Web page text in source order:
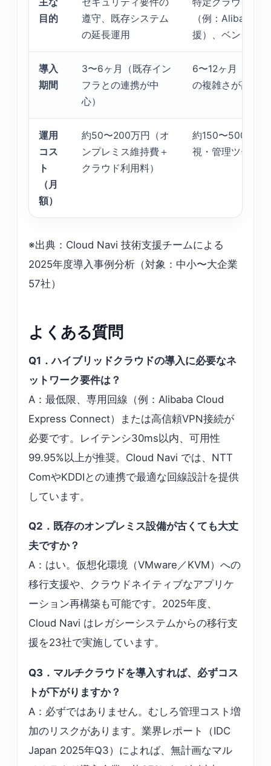
目的
遵守、既存システム
の延長運用
（例：Alibaba
援）、ベンダー
導入
期間
3〜6ヶ月（既存イン
フラとの連携が中
心）
6〜12ヶ月（API
の複雑さが高い）
運用
コス
ト
（月
額）
約50〜200万円（オ
ンプレミス維持費＋
クラウド利用料）
約150〜500万円
視・管理ツール
※出典：Cloud Navi 技術支援チームによる
2025年度導入事例分析（対象：中小〜大企業
57社）
よくある質問
Q1．ハイブリッドクラウドの導入に必要なネ
ットワーク要件は？
A：最低限、専用回線（例：Alibaba Cloud
Express Connect）または高信頼VPN接続が
必要です。レイテンシ30ms以内、可用性
99.95%以上が推奨。Cloud Navi では、NTT
ComやKDDIとの連携で最適な回線設計を提供
しています。
Q2．既存のオンプレミス設備が古くても大丈
夫ですか？
A：はい。仮想化環境（VMware／KVM）への
移行支援や、クラウドネイティブなアプリケ
ーション再構築も可能です。2025年度、
Cloud Navi はレガシーシステムからの移行支
援を23社で実施しています。
Q3．マルチクラウドを導入すれば、必ずコス
トが下がりますか？
A：必ずではありません。むしろ管理コスト増
加のリスクがあります。業界レポート（IDC
Japan 2025年Q3）によれば、無計画なマル